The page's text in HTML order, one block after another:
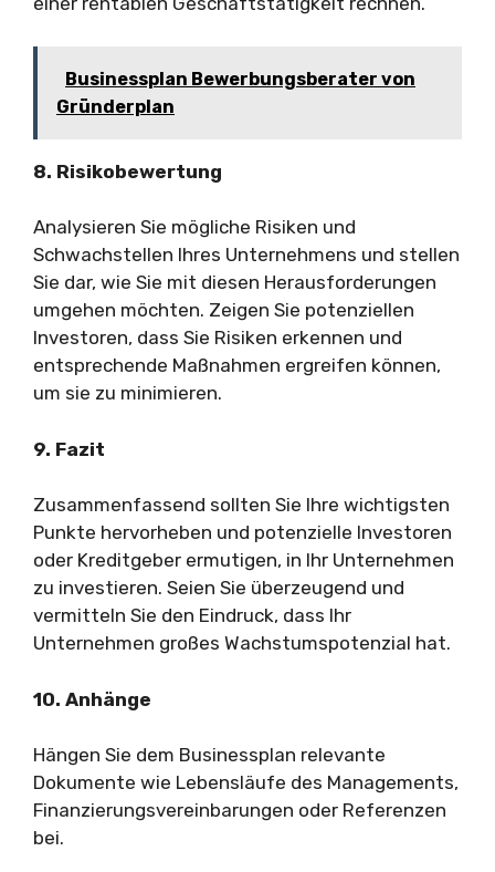
Businessplan Bewerbungsberater von
Gründerplan
8. Risikobewertung
Analysieren Sie mögliche Risiken und
Schwachstellen Ihres Unternehmens und stellen
Sie dar, wie Sie mit diesen Herausforderungen
umgehen möchten. Zeigen Sie potenziellen
Investoren, dass Sie Risiken erkennen und
entsprechende Maßnahmen ergreifen können,
um sie zu minimieren.
9. Fazit
Zusammenfassend sollten Sie Ihre wichtigsten
Punkte hervorheben und potenzielle Investoren
oder Kreditgeber ermutigen, in Ihr Unternehmen
zu investieren. Seien Sie überzeugend und
vermitteln Sie den Eindruck, dass Ihr
Unternehmen großes Wachstumspotenzial hat.
10. Anhänge
Hängen Sie dem Businessplan relevante
Dokumente wie Lebensläufe des Managements,
Finanzierungsvereinbarungen oder Referenzen
bei.